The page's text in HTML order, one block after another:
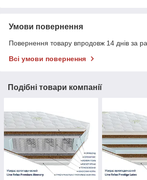
Умови повернення
Повернення товару впродовж 14 днів за
Всі умови повернення
Подібні товари компанії